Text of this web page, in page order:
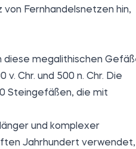
Fernhandelsnetzen hin,
diese megalithischen
Chr. und 500 n. Chr. Die
Steingefäßen, die mit
und komplexer
Jahrhundert verwendet,